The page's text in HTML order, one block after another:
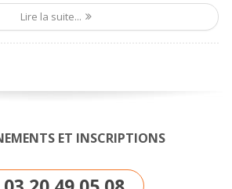
Lire la suite...
ET INSCRIPTIONS